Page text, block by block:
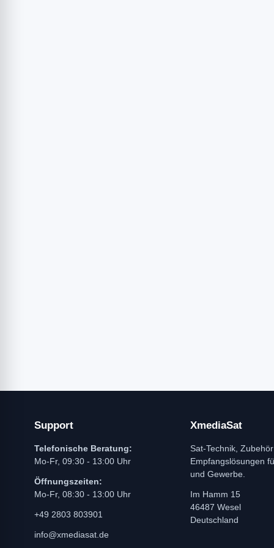
Support
Telefonische Beratung:
Mo-Fr, 09:30 - 13:00 Uhr
Öffnungszeiten:
Mo-Fr, 08:30 - 13:00 Uhr
+49 2803 803901
info@xmediasat.de
XmediaSat
Sat-Technik,
Empfangslösungen
und Gewerbe.
Im Hamm 15
46487 Wesel
Deutschland